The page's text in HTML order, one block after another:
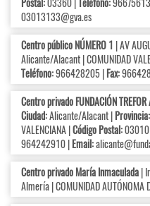
03013133@gva.es
Centro público NÚMERO 1 | AV
Alicante/Alacant | COMUNIDAD
Teléfono:966428205 |Fax:
Centro privado FUNDACIÓN TREFOR
Ciudad:Alicante/Alacant |Provincia:
VALENCIANA |Código Postal:
964242910 |Email:
Centro privado María Inmaculada|
Almería | COMUNIDAD AUTÓNOMA